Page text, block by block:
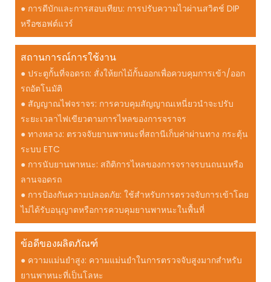
● การดีบักและการสอบเทียบ: การปรับความไวผ่านสวิตช์ DIP
หรือซอฟต์แวร์
สถานการณ์การใช้งาน
● ประตูกั้นที่จอดรถ: สั่งให้ยกไม้กั้นออกเพื่อควบคุมการเข้า/ออก
รถอัตโนมัติ
● สัญญาณไฟจราจร: การควบคุมสัญญาณเหนี่ยวนำจะปรับ
ระยะเวลาไฟเขียวตามการไหลของการจราจร
● ทางหลวง: ตรวจจับยานพาหนะที่สถานีเก็บค่าผ่านทาง กระตุ้น
ระบบ ETC
● การนับยานพาหนะ: สถิติการไหลของการจราจรบนถนนหรือ
ลานจอดรถ
● การป้องกันความปลอดภัย: ใช้สำหรับการตรวจจับการเข้าโดย
ไม่ได้รับอนุญาตหรือการควบคุมยานพาหนะในพื้นที่
ข้อดีของผลิตภัณฑ์
● ความแม่นยำสูง: ความแม่นยำในการตรวจจับสูงมากสำหรับ
ยานพาหนะที่เป็นโลหะ